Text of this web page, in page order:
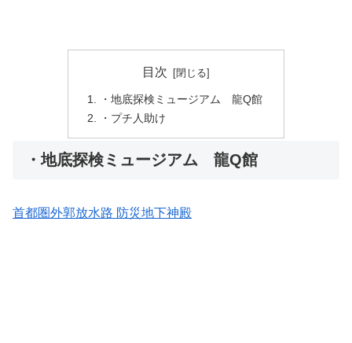
目次
・地底探検ミュージアム 龍Q館
・プチ人助け
・地底探検ミュージアム 龍Q館
首都圏外郭放水路 防災地下神殿